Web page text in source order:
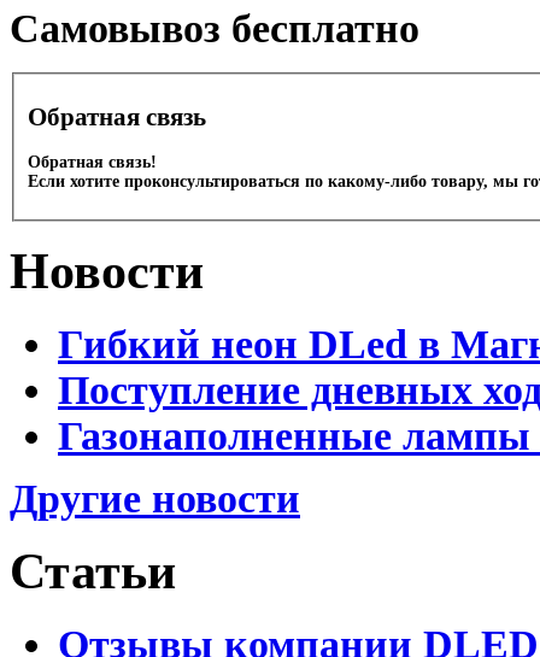
Cамовывоз бесплатно
Обратная связь
Обратная связь!
Если хотите проконсультироваться по какому-либо товару, мы
Новости
Гибкий неон DLed в
Поступление дневных
Газонаполненные
Другие новости
Статьи
Отзывы компании DLED